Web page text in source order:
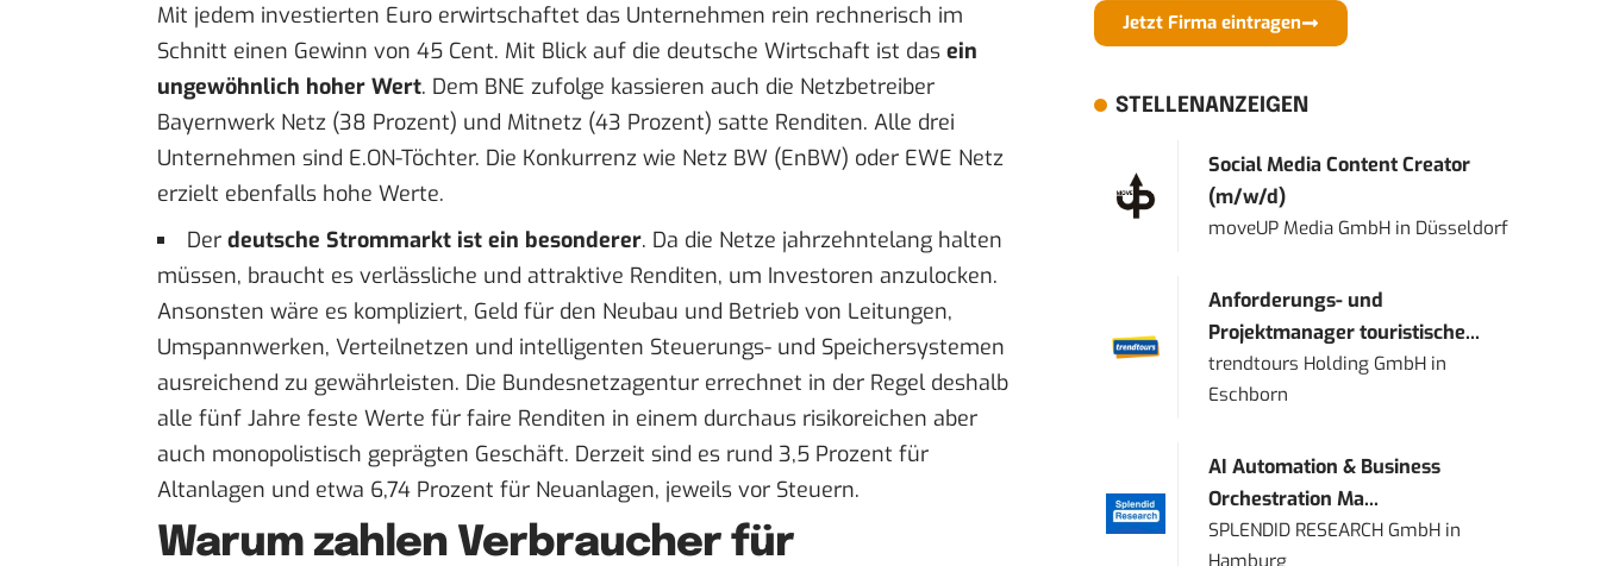
Mit jedem investierten Euro erwirtschaftet das Unternehmen rein rechnerisch im
Schnitt einen Gewinn von 45 Cent. Mit Blick auf die deutsche Wirtschaft ist das ein
ungewöhnlich hoher Wert. Dem BNE zufolge kassieren auch die Netzbetreiber
Bayernwerk Netz (38 Prozent) und Mitnetz (43 Prozent) satte Renditen. Alle drei
Unternehmen sind E.ON-Töchter. Die Konkurrenz wie Netz BW (EnBW) oder EWE Netz
erzielt ebenfalls hohe Werte.
Der deutsche Strommarkt ist ein besonderer. Da die Netze jahrzehntelang halten
müssen, braucht es verlässliche und attraktive Renditen, um Investoren anzulocken.
Ansonsten wäre es kompliziert, Geld für den Neubau und Betrieb von Leitungen,
Umspannwerken, Verteilnetzen und intelligenten Steuerungs- und Speichersystemen
ausreichend zu gewährleisten. Die Bundesnetzagentur errechnet in der Regel deshalb
alle fünf Jahre feste Werte für faire Renditen in einem durchaus risikoreichen aber
auch monopolistisch geprägten Geschäft. Derzeit sind es rund 3,5 Prozent für
Altanlagen und etwa 6,74 Prozent für Neuanlagen, jeweils vor Steuern.
Warum zahlen Verbraucher für
Jetzt Firma eintragen
STELLENANZEIGEN
Social Media Content Creator
(m/w/d)
moveUP Media GmbH in Düsseldorf
Anforderungs- und
Projektmanager touristische...
trendtours Holding GmbH in
Eschborn
AI Automation & Business
Orchestration Ma...
SPLENDID RESEARCH GmbH in